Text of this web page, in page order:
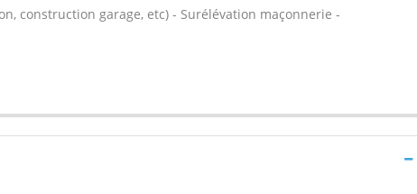
construction garage, etc) - Surélévation maçonnerie -